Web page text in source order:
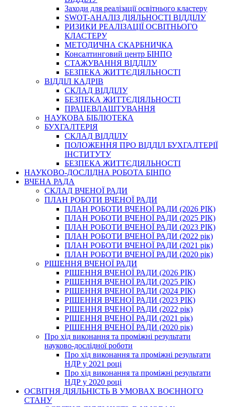
Заходи для реалізації освітнього кластеру
SWOT-АНАЛІЗ ДІЯЛЬНОСТІ ВІДДІЛУ
РИЗИКИ РЕАЛІЗАЦІЇ ОСВІТНЬОГО
КЛАСТЕРУ
МЕТОДИЧНА СКАРБНИЧКА
Консалтинговий центр БІНПО
СТАЖУВАННЯ ВІДДІЛУ
БЕЗПЕКА ЖИТТЄДІЯЛЬНОСТІ
ВІДДІЛ КАДРІВ
СКЛАД ВІДДІЛУ
БЕЗПЕКА ЖИТТЄДІЯЛЬНОСТІ
ПРАЦЕВЛАШТУВАННЯ
НАУКОВА БІБЛІОТЕКА
БУХГАЛТЕРІЯ
СКЛАД ВІДДІЛУ
ПОЛОЖЕННЯ ПРО ВІДДІЛ БУХГАЛТЕРІЇ
ІНСТИТУТУ
БЕЗПЕКА ЖИТТЄДІЯЛЬНОСТІ
НАУКОВО-ДОСЛІДНА РОБОТА БІНПО
ВЧЕНА РАДА
СКЛАД ВЧЕНОЇ РАДИ
ПЛАН РОБОТИ ВЧЕНОЇ РАДИ
ПЛАН РОБОТИ ВЧЕНОЇ РАДИ (2026 РІК)
ПЛАН РОБОТИ ВЧЕНОЇ РАДИ (2025 РІК)
ПЛАН РОБОТИ ВЧЕНОЇ РАДИ (2023 РІК)
ПЛАН РОБОТИ ВЧЕНОЇ РАДИ (2022 рік)
ПЛАН РОБОТИ ВЧЕНОЇ РАДИ (2021 рік)
ПЛАН РОБОТИ ВЧЕНОЇ РАДИ (2020 рік)
РІШЕННЯ ВЧЕНОЇ РАДИ
РІШЕННЯ ВЧЕНОЇ РАДИ (2026 РІК)
РІШЕННЯ ВЧЕНОЇ РАДИ (2025 РІК)
РІШЕННЯ ВЧЕНОЇ РАДИ (2024 РІК)
РІШЕННЯ ВЧЕНОЇ РАДИ (2023 РІК)
РІШЕННЯ ВЧЕНОЇ РАДИ (2022 рік)
РІШЕННЯ ВЧЕНОЇ РАДИ (2021 рік)
РІШЕННЯ ВЧЕНОЇ РАДИ (2020 рік)
Про хід виконання та проміжні результати
науково-дослідної роботи
Про хід виконання та проміжні результати
НДР у 2021 році
Про хід виконання та проміжні результати
НДР у 2020 році
ОСВІТНЯ ДІЯЛЬНІСТЬ В УМОВАХ ВОЄННОГО
СТАНУ